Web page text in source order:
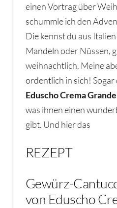
einen Vortrag über
schummle ich den
Die kennst du aus
Mandeln oder Nüssen,
weihnachtlich. Meine
ordentlich in sich! Sogar
Eduscho Crema Grande
was ihnen einen
gibt. Und hier das
REZEPT
Gewürz-
von Eduscho